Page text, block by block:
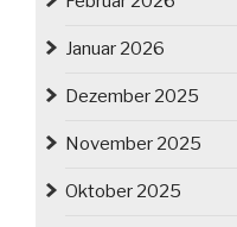
Januar 2026
Dezember 2025
November 2025
Oktober 2025